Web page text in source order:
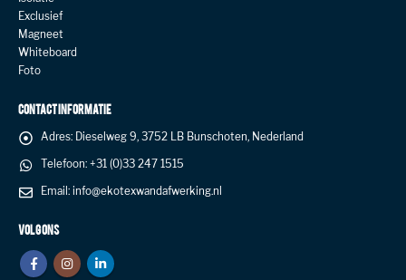
Exclusief
Magneet
Whiteboard
Foto
CONTACT INFORMATIE
Adres: Dieselweg 9, 3752 LB Bunschoten, Nederland
Telefoon: +31 (0)33 247 1515
Email: info@ekotexwandafwerking.nl
VOLG ONS